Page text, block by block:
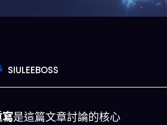
SIULEEBOSS
是這篇文章討論的核心